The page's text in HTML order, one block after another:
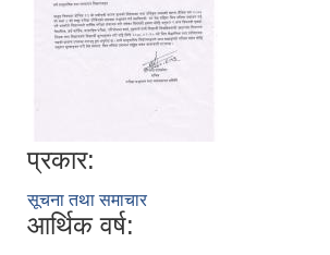
प्रकार:
सूचना तथा समाचार
आर्थिक वर्ष: